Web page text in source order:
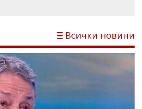
Всички новини